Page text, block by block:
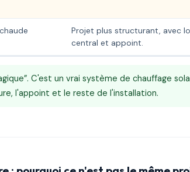
Projet plus structurant, avec
central et appoint.
C'est un vrai système de chauffage
l'appoint et le reste de l'installation.